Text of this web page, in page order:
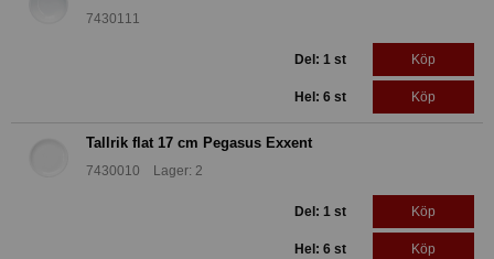
7430111
Del: 1 st Köp
Hel: 6 st Köp
Tallrik flat 17 cm Pegasus Exxent
7430010 Lager: 2
Del: 1 st Köp
Hel: 6 st Köp